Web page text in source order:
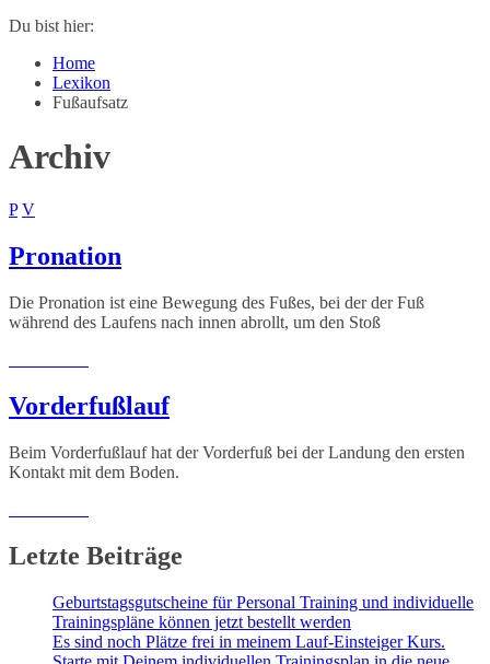
Du bist hier:
Home
Lexikon
Fußaufsatz
Archiv
P V
Pronation
Die Pronation ist eine Bewegung des Fußes, bei der der Fuß
während des Laufens nach innen abrollt, um den Stoß
Vorderfußlauf
Beim Vorderfußlauf hat der Vorderfuß bei der Landung den ersten
Kontakt mit dem Boden.
Letzte Beiträge
Geburtstagsgutscheine für Personal Training und individuelle
Trainingspläne können jetzt bestellt werden
Es sind noch Plätze frei in meinem Lauf-Einsteiger Kurs.